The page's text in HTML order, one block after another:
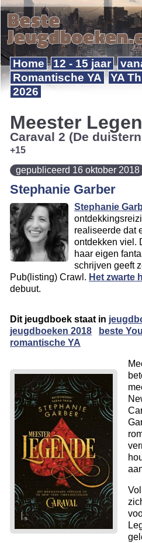
Home 12 - 15 jaar
Romantische YA
YA
2026
Meester
Caraval 2 (De
+15
gepubliceerd 16 oktober 2018
Stephanie Garber
Stephanie
realiseerde dat
ontdekken viel.
haar eigen
schrijven geeft
Pub(listing) Crawl. Het zwarte
debuut.
Dit jeugdboek staat in
jeugdboeken 2018
beste
romantische YA